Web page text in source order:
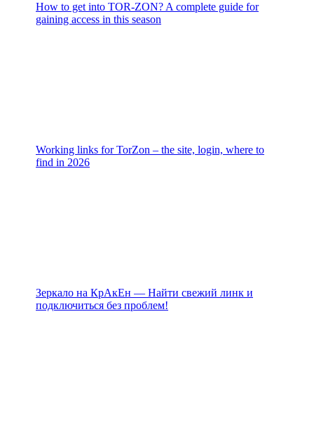
How to get into TOR-ZON? A complete guide for
gaining access in this season
Working links for TorZon – the site, login, where to
find in 2026
Зеркало на КрАкЕн — Найти свежий линк и
подключиться без проблем!